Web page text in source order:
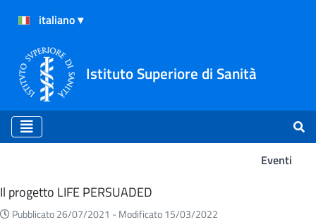
Istituto Superiore di Sanità
Eventi
Eventi
Il progetto LIFE PERSUADED
Pubblicato 26/07/2021 - Modificato 15/03/2022